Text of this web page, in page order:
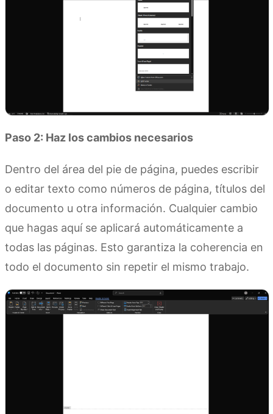
Paso 2: Haz los cambios necesarios
Dentro del área del pie de página, puedes escribir
o editar texto como números de página, títulos del
documento u otra información. Cualquier cambio
que hagas aquí se aplicará automáticamente a
todas las páginas. Esto garantiza la coherencia en
todo el documento sin repetir el mismo trabajo.